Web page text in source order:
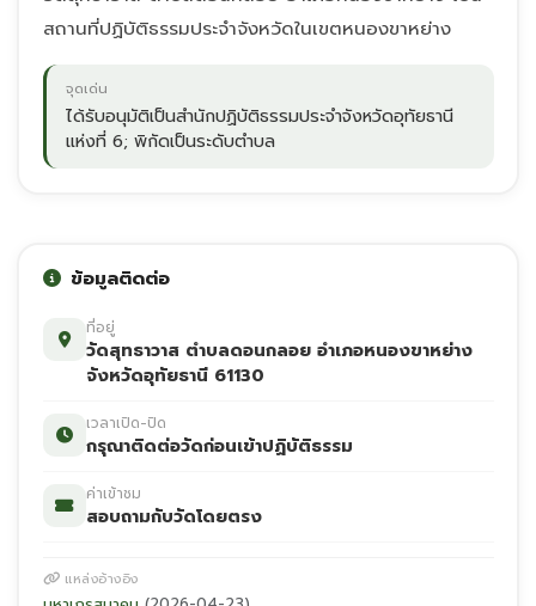
สถานที่ปฏิบัติธรรมประจำจังหวัดในเขตหนองขาหย่าง
จุดเด่น
ได้รับอนุมัติเป็นสำนักปฏิบัติธรรมประจำจังหวัดอุทัยธานี
แห่งที่ 6; พิกัดเป็นระดับตำบล
ข้อมูลติดต่อ
ที่อยู่
วัดสุทธาวาส ตำบลดอนกลอย อำเภอหนองขาหย่าง
จังหวัดอุทัยธานี 61130
เวลาเปิด-ปิด
กรุณาติดต่อวัดก่อนเข้าปฏิบัติธรรม
ค่าเข้าชม
สอบถามกับวัดโดยตรง
แหล่งอ้างอิง